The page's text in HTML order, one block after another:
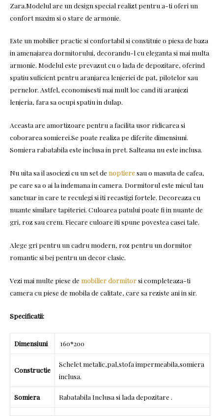
Zara.Modelul are un design special realizt pentru a-ti oferi un
confort maxim si o stare de armonie.
Este un mobilier practic si confortabil si constituie o piesa de baza
in amenajarea dormitorului, decorandu-l cu eleganta si mai multa
armonie. Modelul este prevazut cu o lada de depozitare, oferind
spatiu suficient pentru aranjarea lenjeriei de pat, pilotelor sau
pernelor. Astfel, economisesti mai mult loc cand iti aranjezi
lenjeria, fara sa ocupi spatiu in dulap.
Aceasta are amortizoare pentru a facilita usor ridicarea si
coborarea somierei.Se poate realiza pe diferite dimensiuni.
Somiera rabatabila este inclusa in pret. Salteaua nu este inclusa.
Nu uita sa il asociezi cu un set de noptieresau o masuta de cafea,
pe care sa o ai la indemana in camera. Dormitorul este micul tau
sanctuar in care te reculegi si iti recastigi fortele. Decoreaza cu
nuante similare tapiteriei. Culoarea patului poate fi in nuante de
gri, roz sau crem. Fiecare culoare iti spune povestea casei tale.
Alege gri pentru un cadru modern, roz pentru un dormitor
romantic si bej pentru un decor clasic.
Vezi mai multe piese de mobilier dormitorsi completeaza-ti
camera cu piese de mobila de calitate, care sa reziste ani in sir.
Specificatii:
Dimensiuni 160*200
Constructie
Schelet metalic,pal,stofa impermeabila,somiera
inclusa.
Somiera Rabatabila Inclusa si lada depozitare .